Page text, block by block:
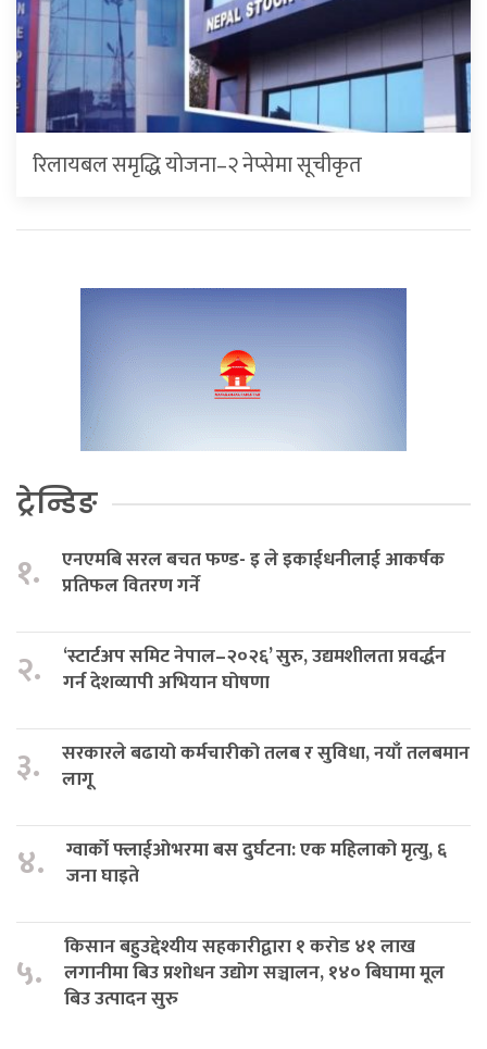
रिलायबल समृद्धि योजना–२ नेप्सेमा सूचीकृत
ट्रेन्डिङ
१.
एनएमबि सरल बचत फण्ड- इ ले इकाईधनीलाई आकर्षक
प्रतिफल वितरण गर्ने
२.
‘स्टार्टअप समिट नेपाल–२०२६’ सुरु, उद्यमशीलता प्रवर्द्धन
गर्न देशव्यापी अभियान घोषणा
३.
सरकारले बढायो कर्मचारीको तलब र सुविधा, नयाँ तलबमान
लागू
४.
ग्वार्को फ्लाईओभरमा बस दुर्घटना: एक महिलाको मृत्यु, ६
जना घाइते
५.
किसान बहुउद्देश्यीय सहकारीद्वारा १ करोड ४१ लाख
लगानीमा बिउ प्रशोधन उद्योग सञ्चालन, १४० बिघामा मूल
बिउ उत्पादन सुरु